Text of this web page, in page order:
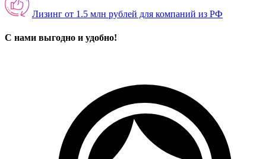
Лизинг от 1.5 млн рублей для компаний из РФ
С нами выгодно и удобно!